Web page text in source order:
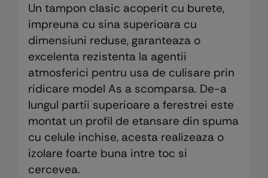
Un tampon clasic acoperit cu burete,
impreuna cu sina superioara cu
dimensiuni reduse, garanteaza o
excelenta rezistenta la agentii
atmosferici pentru usa de culisare prin
ridicare model As a scomparsa. De-a
lungul partii superioare a ferestrei este
montat un profil de etansare din spuma
cu celule inchise, acesta realizeaza o
izolare foarte buna intre toc si
cercevea.